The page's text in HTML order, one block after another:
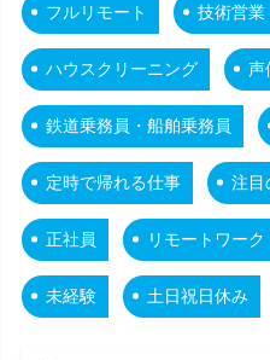
フルリモート 技術営業
ハウスクリーニング 声
鉄道乗務員・船舶乗務員
定時で帰れる仕事 注目
正社員 リモートワー
未経験 土日祝日休み